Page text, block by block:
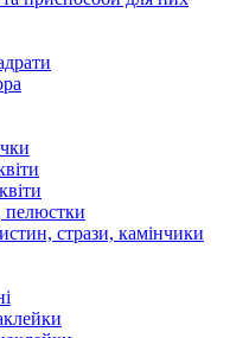
пелюстки
стрази, камінчики